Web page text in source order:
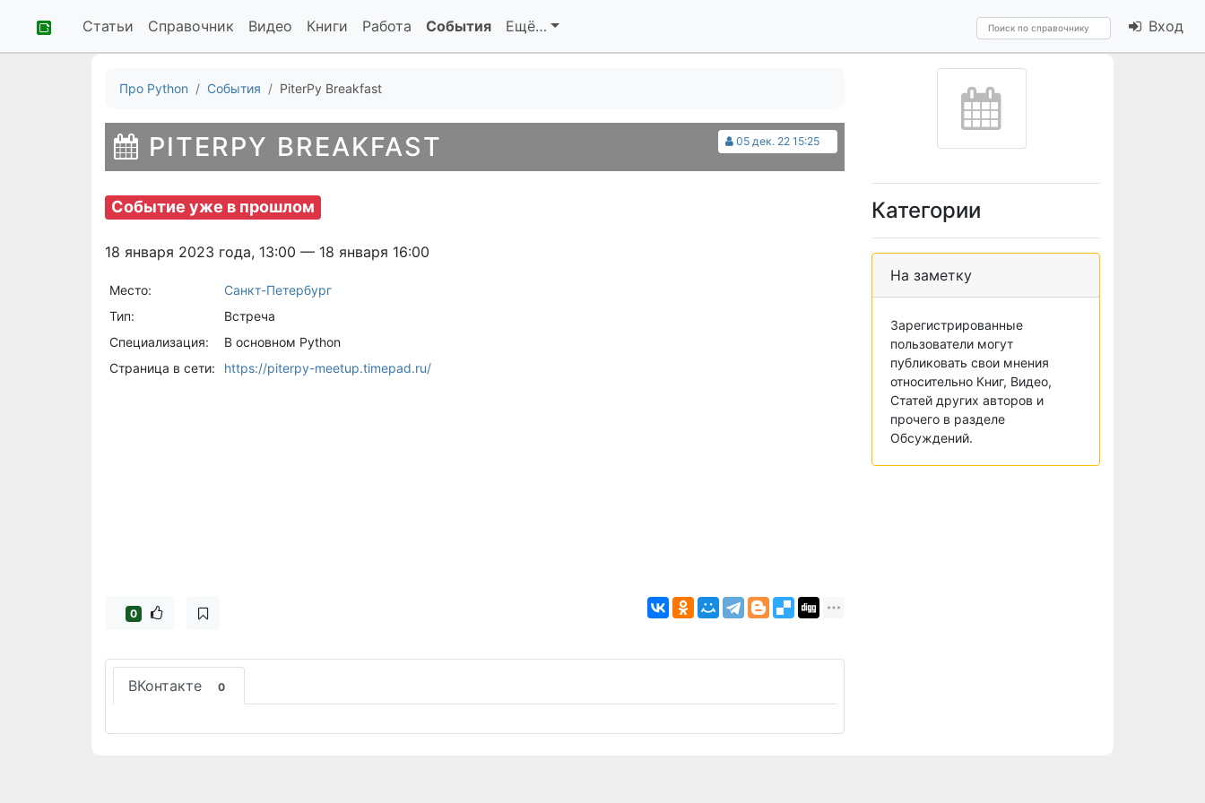
Статьи Справочник Видео Книги Работа События Ещё… Вход
Про Python События PiterPy Breakfast
05 дек. 22 15:25
PITERPY BREAKFAST
Событие уже в прошлом
18 января 2023 года, 13:00 — 18 января 16:00
Место:
Санкт-Петербург
Тип:
Встреча
Специализация:
В основном Python
Страница в сети:
https://piterpy-meetup.timepad.ru/
0
ВКонтакте 0
Категории
На заметку
Зарегистрированные
пользователи могут
публиковать свои мнения
относительно Книг, Видео,
Статей других авторов и
прочего в разделе
Обсуждений.